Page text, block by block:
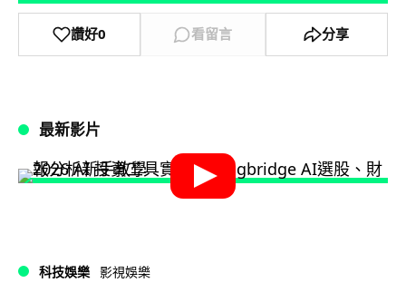
讚好0 看留言 分享
最新影片
科技娛樂 影視娛樂